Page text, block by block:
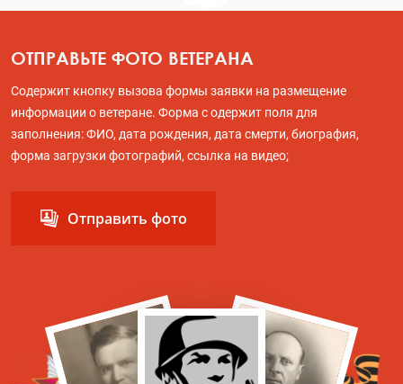
ОТПРАВЬТЕ ФОТО ВЕТЕРАНА
Содержит кнопку вызова формы заявки на размещение
информации о ветеране. Форма с одержит поля для
заполнения: ФИО, дата рождения, дата смерти, биография,
форма загрузки фотографий, ссылка на видео;
Отправить фото